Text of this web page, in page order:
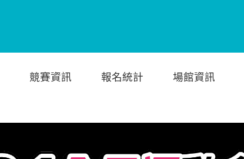
競賽資訊 報名統計 場館資訊